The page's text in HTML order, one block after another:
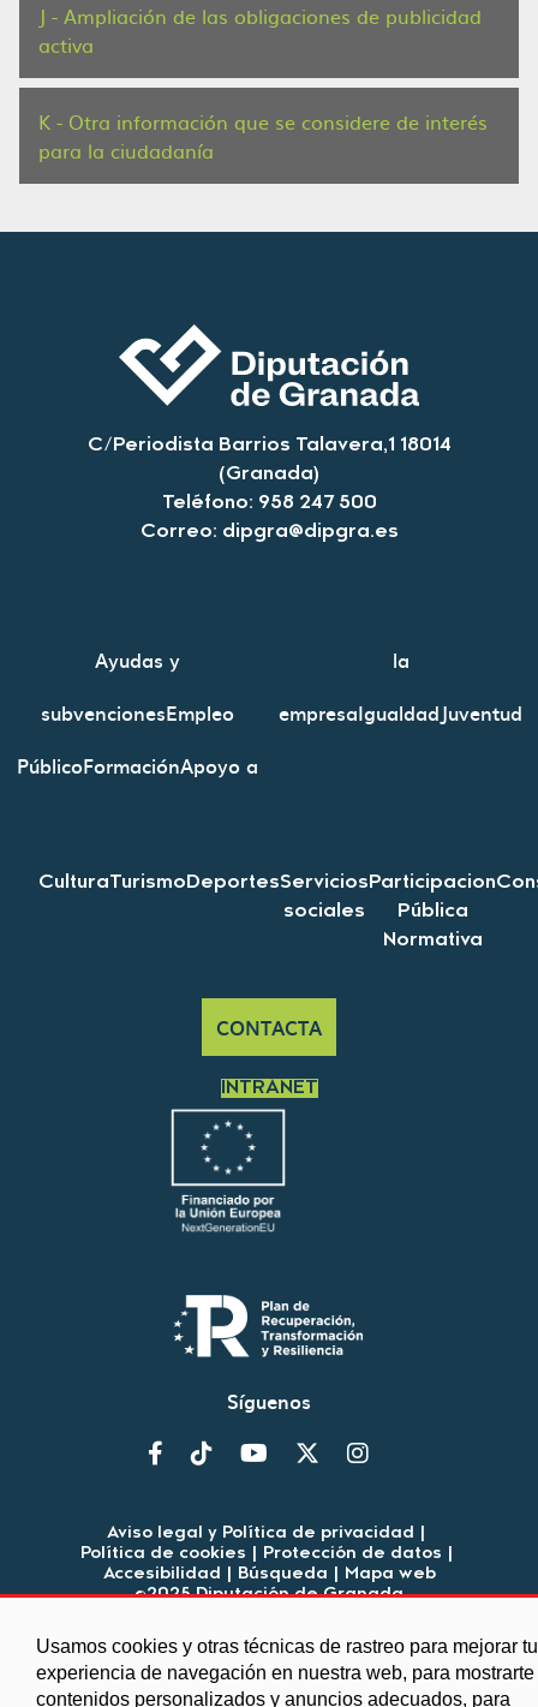
Usamos cookies y otras técnicas de rastreo para mejorar tu
experiencia de navegación en nuestra web, para mostrarte
contenidos personalizados y anuncios adecuados, para
J - Ampliación de las obligaciones de publicidad
activa
K - Otra información que se considere de interés
para la ciudadanía
C/Periodista Barrios Talavera,1 18014
(Granada)
Teléfono: 958 247 500
Correo: dipgra@dipgra.es
Ayudas y
subvencionesEmpleo
PúblicoFormaciónApoyo a
la
empresaIgualdadJuventud
CulturaTurismoDeportesServicios
sociales
Participacion
Pública
Normativa
CONTACTA
INTRANET
Síguenos
©2025 Diputación de Granada
Aviso legal y Política de privacidad
Política de cookies
Protección de datos
Accesibilidad
Búsqueda Mapa web